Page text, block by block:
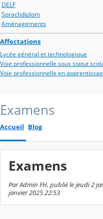
DELF
Sprachdiplom
Aménagements
Affectations
Lycée général et technologique
Voie professionnelle sous statut
Voie professionnelle en
Examens
Accueil Blog
Examens
Par Admin FH, publié le jeudi 2
janvier 2025 22:53